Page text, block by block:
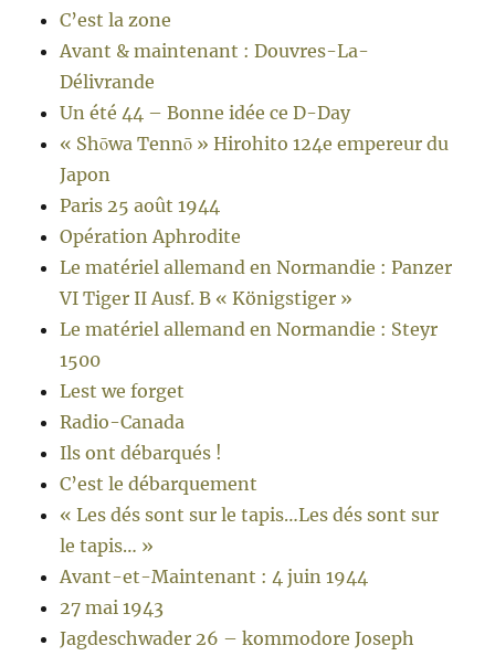
C’est la zone
Avant & maintenant : Douvres-La-
Délivrande
Un été 44 – Bonne idée ce D-Day
« Shōwa Tennō » Hirohito 124e empereur du
Japon
Paris 25 août 1944
Opération Aphrodite
Le matériel allemand en Normandie : Panzer
VI Tiger II Ausf. B « Königstiger »
Le matériel allemand en Normandie : Steyr
1500
Lest we forget
Radio-Canada
Ils ont débarqués !
C’est le débarquement
« Les dés sont sur le tapis…Les dés sont sur
le tapis… »
Avant-et-Maintenant : 4 juin 1944
27 mai 1943
Jagdeschwader 26 – kommodore Joseph